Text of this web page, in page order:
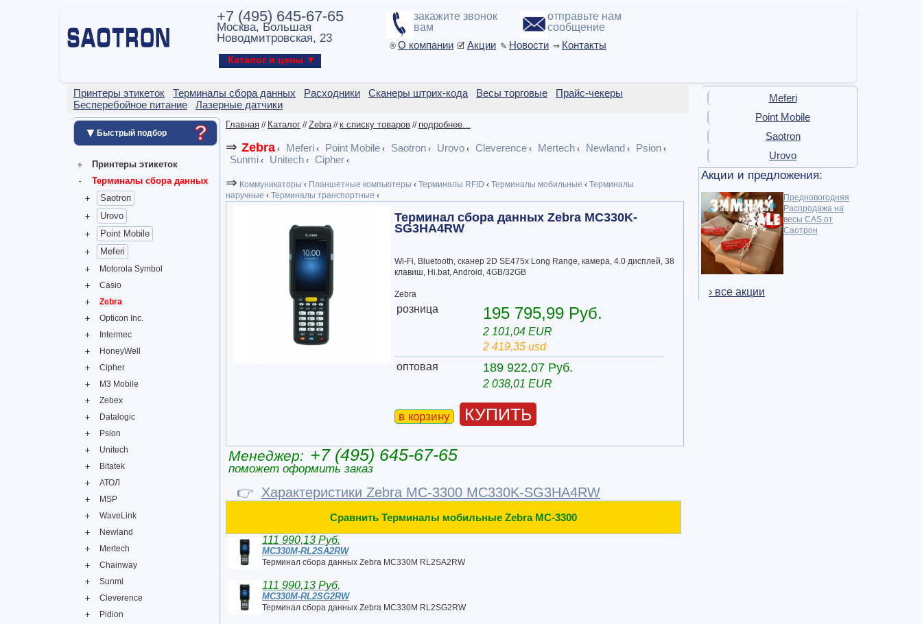
+7 (495) 645-67-65
Москва, Большая
Новодмитровская, 23
Каталог и цены ▼
закажите звонок
вам
отправьте нам
сообщение
® О компании 🗹 Акции ✎ Новости ⇒ Контакты
Meferi
Point Mobile
Saotron
Urovo
Акции и предложения:
Предновогодняя
Распродажа на
весы CAS от
Саотрон
› все акции
Принтеры этикеток Терминалы сбора данных Расходники Сканеры штрих-кода Весы торговые
Прайс-чекеры
Бесперебойное питание
Лазерные датчики
▼ Быстрый подбор ?
Принтеры этикеток
Терминалы сбора данных
Saotron
Urovo
Point Mobile
Meferi
Motorola Symbol
Casio
Zebra
Opticon Inc.
Intermec
HoneyWell
Cipher
M3 Mobile
Zebex
Datalogic
Psion
Unitech
Bitatek
АТОЛ
MSP
WaveLink
Newland
Mertech
Chainway
Sunmi
Cleverence
Pidion
Главная // Каталог //Zebra//к списку товаров // подробнее...
⇒ Zebra ‹ Meferi ‹ Point Mobile ‹ Saotron ‹ Urovo ‹ Cleverence ‹ Mertech ‹ Newland ‹ Psion ‹
Sunmi ‹ Unitech ‹ Cipher ‹
⇒ Коммуникаторы ‹ Планшетные компьютеры ‹ Терминалы RFID ‹ Терминалы мобильные ‹ Терминалы
наручные ‹ Терминалы транспортные ‹
Терминал сбора данных Zebra MC330K-
SG3HA4RW
Wi-Fi, Bluetooth, сканер 2D SE475x Long Range, камера, 4.0 дисплей, 38
клавиш, Hi.bat, Android, 4GB/32GB
Zebra
розница 195 795,99 Руб.
2 101,04 EUR
2 419,35 usd
оптовая
189 922,07 Руб.
2 038,01 EUR
в корзину КУПИТЬ
Менеджер: +7 (495) 645-67-65
поможет оформить заказ
👉 Характеристики Zebra MC-3300 MC330K-SG3HA4RW
Сравнить Терминалы мобильные Zebra MC-3300
111 990,13 Руб.
MC330M-RL2SA2RW
Терминал сбора данных Zebra MC330M RL2SA2RW
111 990,13 Руб.
MC330M-RL2SG2RW
Терминал сбора данных Zebra MC330M RL2SG2RW